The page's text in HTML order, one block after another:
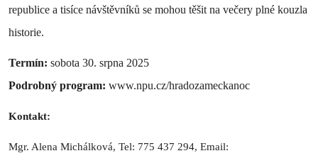
republice a tisíce návštěvníků se mohou těšit na večery plné kouzla
historie.
Termín: sobota 30. srpna 2025
Podrobný program: www.npu.cz/hradozameckanoc
Kontakt:
Mgr. Alena Michálková, Tel: 775 437 294, Email: